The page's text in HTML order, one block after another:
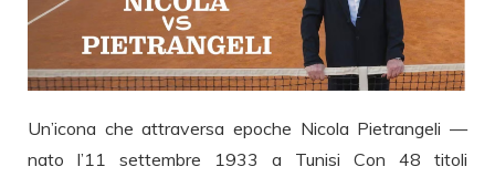
Un’icona che attraversa epoche Nicola Pietrangeli —
nato l’11 settembre 1933 a Tunisi Con 48 titoli